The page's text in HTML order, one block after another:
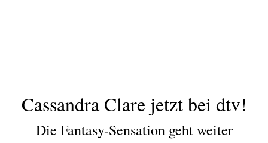
Cassandra Clare jetzt bei dtv!
Die Fantasy-Sensation geht weiter